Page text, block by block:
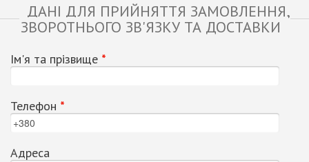
ДАНІ ДЛЯ ПРИЙНЯТТЯ ЗАМОВЛЕННЯ,
ЗВОРОТНЬОГО ЗВ'ЯЗКУ ТА ДОСТАВКИ
Ім'я та прізвище *
Телефон *
Адреса